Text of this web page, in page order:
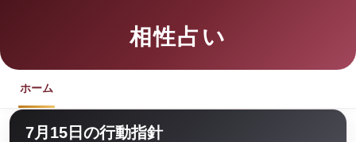
相性占い
ホーム
7月15日の行動指針